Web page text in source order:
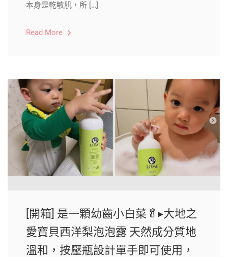
本身是乾敏肌，所 […]
Read More
[開箱] 是一顆幼齒小白菜🥬▸大地之
愛寶貝西洋梨泡泡露 天然成分質地
溫和，按壓瓶設計單手即可使用，